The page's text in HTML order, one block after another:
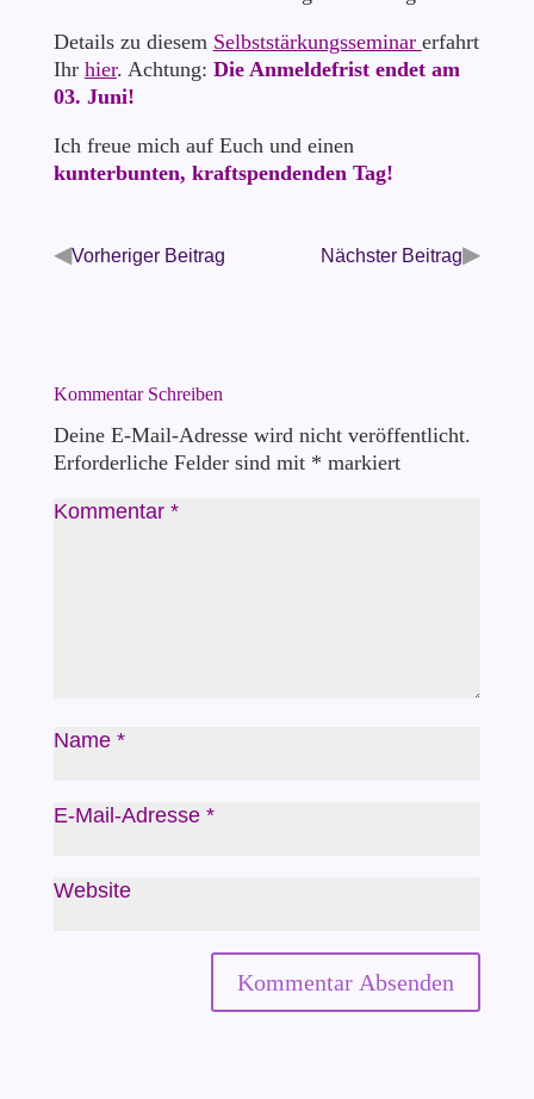
Details zu diesem Selbststärkungsseminar erfahrt
Ihr hier. Achtung: Die Anmeldefrist endet am
03. Juni!
Ich freue mich auf Euch und einen
kunterbunten, kraftspendenden Tag!
◀Vorheriger Beitrag Nächster Beitrag▶
Kommentar Schreiben
Deine E-Mail-Adresse wird nicht veröffentlicht.
Erforderliche Felder sind mit * markiert
Kommentar *
Name *
E-Mail-Adresse *
Website